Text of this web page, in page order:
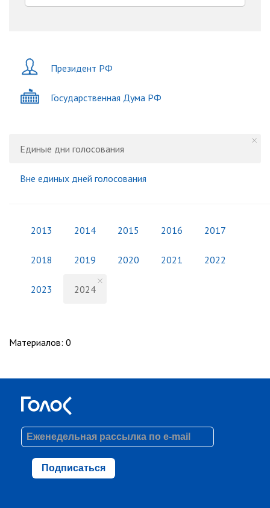
Президент РФ
Государственная Дума РФ
Единые дни голосования
Вне единых дней голосования
2013 2014 2015 2016 2017
2018 2019 2020 2021 2022
2023 2024
Материалов: 0
Подписаться